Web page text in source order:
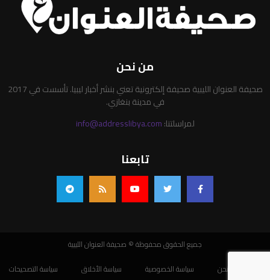
من نحن
صحيفة العنوان الليبية صحيفة إلكترونية تعني بنشر أخبار ليبيا. تأسست في 2017
في مدينة بنغازي.
لمراسلتنا:info@addresslibya.com
تابعنا
جميع الحقوق محفوظة © صحيفة العنوان الليبية
من نحن
سياسة الخصوصية سياسة الأخلاق
سياسة التصحيحات